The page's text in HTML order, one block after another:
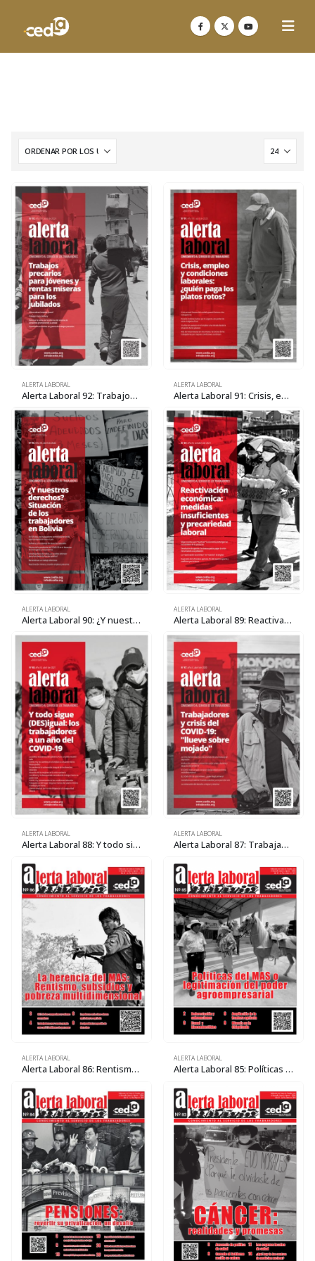
ALERTA LABORAL
Alerta Laboral 92: Trabajos precarios para jóvenes y rentas míseras para los jubilados
ALERTA LABORAL
Alerta Laboral 91: Crisis, empleo y condiciones laborales: ¿Quién paga los platos rotos?
ALERTA LABORAL
Alerta Laboral 90: ¿Y nuestros derechos? Situación de los trabajadores en Bolivia
ALERTA LABORAL
Alerta Laboral 89: Reactivación económica: medidas insuficientes y precariedad laboral
ALERTA LABORAL
Alerta Laboral 88: Y todo sigue (DES)igual: los trabajadores a un año del COVID-19
ALERTA LABORAL
Alerta Laboral 87: Trabajadores y crisis del COVID-19: «llueve sobre mojado»
ALERTA LABORAL
Alerta Laboral 86: Rentismo, subsidios y pobreza multidimensional
ALERTA LABORAL
Alerta Laboral 85: Políticas del MAS o legitimación del poder agroempresarial